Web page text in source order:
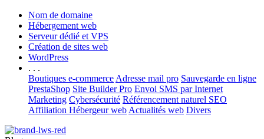
Nom de domaine
Hébergement web
Serveur dédié et VPS
Création de sites web
WordPress
. . .
Boutiques e-commerce Adresse mail pro Sauvegarde en ligne
PrestaShop Site Builder Pro Envoi SMS par Internet
Marketing Cybersécurité Référencement naturel SEO
Affiliation Hébergeur web Actualités web Divers